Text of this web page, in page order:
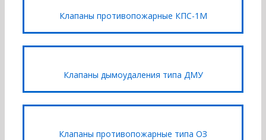
Клапаны противопожарные КПС-1М
Клапаны дымоудаления типа ДМУ
Клапаны противопожарные типа ОЗ